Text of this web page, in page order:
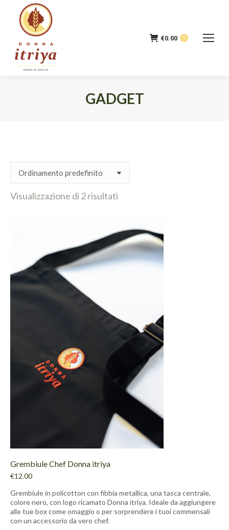
€0.00 0
GADGET
Visualizzazione di 2 risultati
Grembiule Chef Donna itriya
€12.00
Grembiule in policotton con fibbia metallica, una tasca centrale,
colore nero, con logo ricamato Donna itriya. Ideale da aggiungere
alle tue box come omaggio o per sorprendere i tuoi commensali
con un accessorio da vero chef.